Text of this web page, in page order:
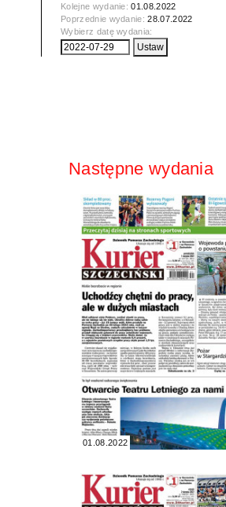
Kolejne wydanie:01.08.2022
Poprzednie wydanie:28.07.2022
Wybierz datę wydania:
Następne wydania
01.08.2022